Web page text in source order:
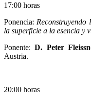
17:00 horas
Ponencia:
la superficie a la esencia y
Ponente:D. Peter
Austria.
20:00 horas